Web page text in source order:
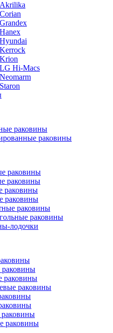
Hi-Macs
раковины
раковины
раковины
раковины
раковины
раковины
раковины
раковины
лодочки
раковины
раковины
раковины